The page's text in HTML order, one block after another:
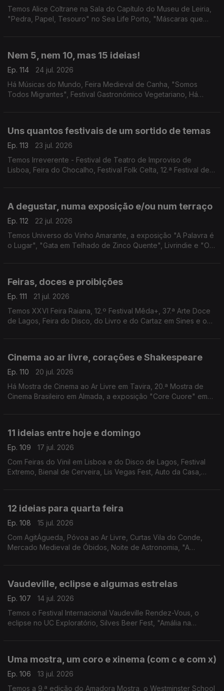
Temos Alice Coltrane na Sala do Capítulo do Museu de Leiria,
"Pedra, Papel, Tesouro" no Sea Life Porto, "Máscaras que
Nem 5, nem 10, mas 15 ideias!
Ep. 114
24 jul. 2026
Há Músicas do Mundo, Feira Medieval de Canha, "Somos
Todos Migrantes", Festival Gastronómico Vegetariano, Há
Uns quantos festivais de um sortido de temas
Ep. 113
23 jul. 2026
Temos Irreverente - Festival de Teatro de Improviso de
Lisboa, Feira do Chocalho, Festival Folk Celta, 12.ª Festival de
A degustar, numa exposição e/ou num terraço
Ep. 112
22 jul. 2026
Temos Universo do Vinho Amarante, a exposição "A Palavra é
o Lugar", "Gata em Telhado de Zinco Quente", Livrindie e "O
Feiras, doces e proibições
Ep. 111
21 jul. 2026
Temos XXVI Feira Raiana, 12.º Festival Mêda+, 37.ª Arte Doce
de Lagos, Feira do Disco, do Livro e do Cartaz em Sines e o
Cinema ao ar livre, corações e Shakespeare
Ep. 110
20 jul. 2026
Há Mostra de Cinema ao Ar Livre em Tavira, 20.ª Mostra de
Cinema Brasileiro em Almada, a exposição "Core Cuore" em
11 ideias entre hoje e domingo
Ep. 109
17 jul. 2026
Com Feiras do Vinil em Lisboa e do Disco de Lagos, Festival
Extremo, Bienal de Cerveira, Lis Vegas Fest, Auto da Casa,
12 ideias para quarta feira
Ep. 108
15 jul. 2026
Com AgitÁgueda, Póvoa ao Ar Livre, Curtas Vila do Conde,
Mercado Medieval de Óbidos, Noite de Astronomia, "A
Vaudeville, eclipse e algumas estrelas
Ep. 107
14 jul. 2026
Temos o Festival Internacional Vaudeville Rendez-Vous, o
eclipse no UC Exploratório, Silves Beer Fest, "Amália na
Uma mostra, um coro e xinema (com c e com x)
Ep. 106
13 jul. 2026
Temos a 9.ª edição do Amadora Mostra, o Westminster School